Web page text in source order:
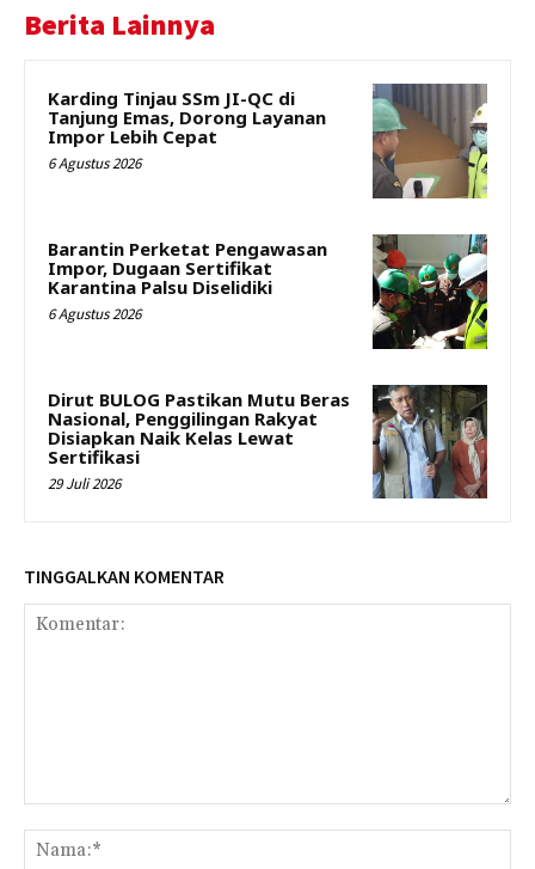
Berita Lainnya
Karding Tinjau SSm JI-QC di
Tanjung Emas, Dorong Layanan
Impor Lebih Cepat
6 Agustus 2026
Barantin Perketat Pengawasan
Impor, Dugaan Sertifikat
Karantina Palsu Diselidiki
6 Agustus 2026
Dirut BULOG Pastikan Mutu Beras
Nasional, Penggilingan Rakyat
Disiapkan Naik Kelas Lewat
Sertifikasi
29 Juli 2026
TINGGALKAN KOMENTAR